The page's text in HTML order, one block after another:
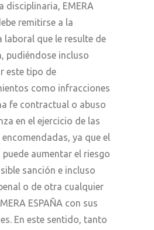
disciplinaria, EMERA
remitirse a la
laboral que le resulte de
pudiéndose incluso
este tipo de
como infracciones
fe contractual o abuso
en el ejercicio de las
ya que el
aumentar el riesgo
sanción e incluso
o de otra cualquier
ESPAÑA con sus
En este sentido, tanto